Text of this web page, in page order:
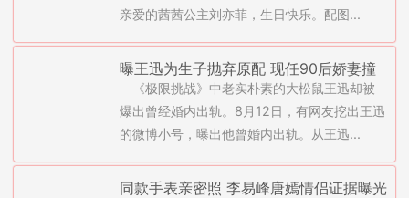
亲爱的茜茜公主刘亦菲，生日快乐。配图...
曝王迅为生子抛弃原配 现任90后娇妻撞
脸唐嫣
《极限挑战》中老实朴素的大松鼠王迅却被
爆出曾经婚内出轨。8月12日，有网友挖出王迅
的微博小号，曝出他曾婚内出轨。从王迅...
同款手表亲密照 李易峰唐嫣情侣证据曝光